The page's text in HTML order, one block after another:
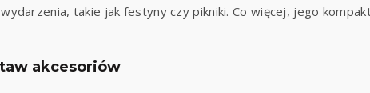
takie jak festyny czy pikniki. Co więcej, jego
akcesoriów